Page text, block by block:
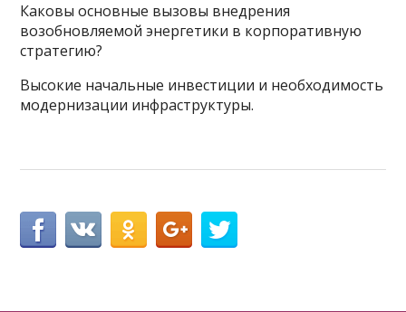
Каковы основные вызовы внедрения
возобновляемой энергетики в корпоративную
стратегию?
Высокие начальные инвестиции и необходимость
модернизации инфраструктуры.